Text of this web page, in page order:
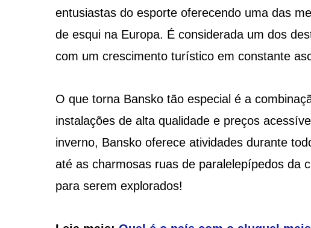
entusiastas do esporte oferecendo uma das
de esqui na Europa. É considerada um dos
com um crescimento turístico em constante
O que torna Bansko tão especial é a
instalações de alta qualidade e preços
inverno, Bansko oferece atividades durante
até as charmosas ruas de paralelepípedos da
para serem explorados!